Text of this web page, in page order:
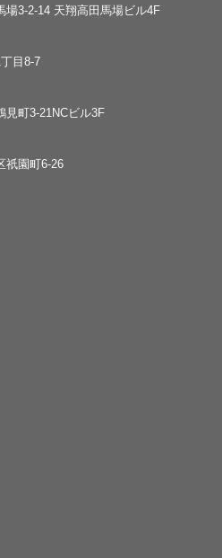
3-2-14 天翔高田馬場ビル4F
目8-7
町3-21NCビル3F
祇園町6-26